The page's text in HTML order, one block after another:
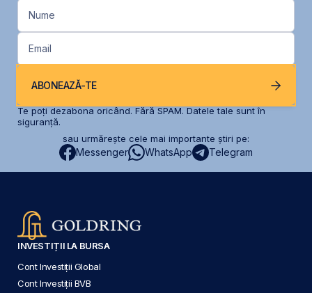
Nume
Email
ABONEAZĂ-TE
Te poți dezabona oricând. Fără SPAM. Datele tale sunt în
siguranță.
sau urmărește cele mai importante știri pe:
Messenger WhatsApp Telegram
INVESTIȚII LA BURSA
Cont Investiții Global
Cont Investiții BVB